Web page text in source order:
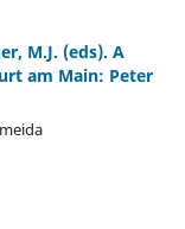
M.J. (eds). A
am Main: Peter